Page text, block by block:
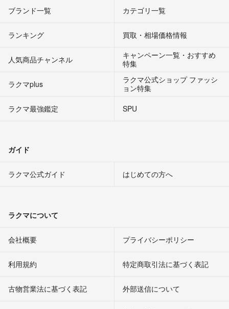
ブランド一覧 カテゴリ一覧
ランキング 買取・相場価格情報
人気商品チャンネル
キャンペーン一覧・おすすめ
特集
ラクマplus
ラクマ公式ショップ ファッシ
ョン特集
ラクマ最強鑑定
SPU
ガイド
ラクマ公式ガイド はじめての方へ
ラクマについて
会社概要 プライバシーポリシー
利用規約 特定商取引法に基づく表記
古物営業法に基づく表記 外部送信について